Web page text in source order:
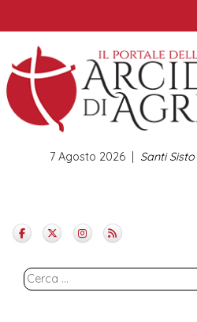
to
content
Santi
7 Agosto 2026
Ricerca